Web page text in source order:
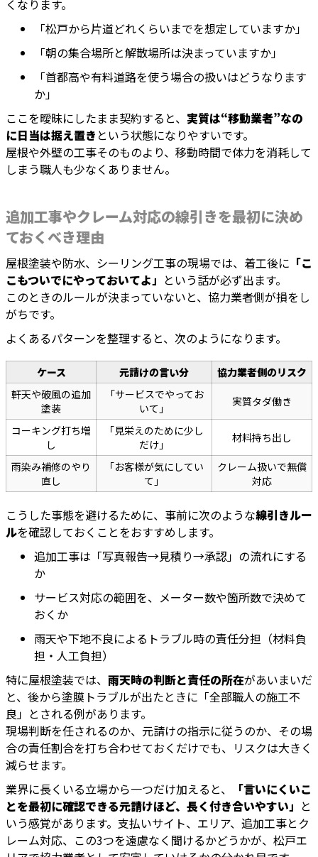
くなります。
「松戸から片道どれくらいまでを想定していますか」
「朝の集合場所と解散場所は決まっていますか」
「首都高や有料道路を使う場合の扱いはどうなります
か」
ここを曖昧にしたまま契約すると、 実質は“移動業者”なの
に日当は据え置き という状態になりやすいです。
屋根や外壁の工事そのものより、移動時間で体力を消耗して
しまう職人も少なくありません。
追加工事やクレーム対応の線引きを最初に決め
ておくべき理由
屋根塗装や防水、シーリング工事の現場では、着工後に 「こ
こもついでにやっておいてよ」 という話が必ず出ます。
このときのルールが決まっていないと、協力業者側が損をし
がちです。
よくあるパターンを整理すると、次のようになります。
ケース 元請けの言い分
協力業者側のリスク
軒天や破風の追加
塗装
「サービスでやってお
いて」
実質タダ働き
コーキング打ち増
し
「見栄えのために少し
だけ」
材料持ち出し
雨染み補修のやり
直し
「お客様が気にしてい
て」
クレーム扱いで無償
対応
こうした事態を避けるために、事前に次のような線引きルー
ルを確認しておくことをおすすめします。
追加工事は「写真報告→見積り→承認」の流れにする
か
サービス対応の範囲を、メーター数や箇所数で決めて
おくか
雨天や下地不良によるトラブル時の責任分担（材料負
担・人工負担）
特に屋根塗装では、 雨天時の判断と責任の所在があいまいだ
と、後から塗膜トラブルが出たときに「全部職人の施工不
良」とされる例があります。
現場判断を任されるのか、元請けの指示に従うのか、その場
合の責任割合を打ち合わせておくだけでも、リスクは大きく
減らせます。
業界に長くいる立場から一つだけ加えると、
「言いにくいこ
とを最初に確認できる元請けほど、長く付き合いやすい」 と
いう感覚があります。支払いサイト、エリア、追加工事とク
レーム対応、この3つを遠慮なく聞けるかどうかが、松戸エ